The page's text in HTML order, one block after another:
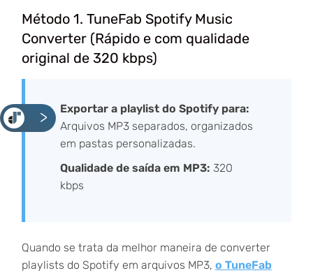
<
Método 1. TuneFab Spotify Music
Converter (Rápido e com qualidade
original de 320 kbps)
Exportar a playlist do Spotify para:
Arquivos MP3 separados, organizados
em pastas personalizadas.
Qualidade de saída em MP3: 320
kbps
Quando se trata da melhor maneira de converter
playlists do Spotify em arquivos MP3, o TuneFab